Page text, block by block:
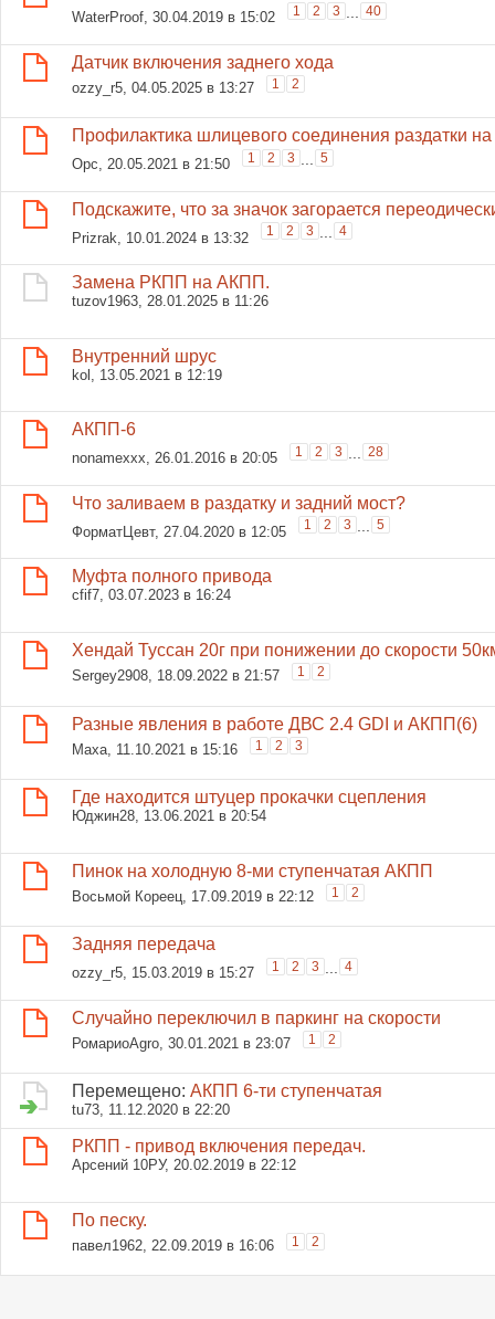
WaterProof , 30.04.2019 в 15:02 1 2 3 40
Датчик включения заднего хода
ozzy_r5 , 04.05.2025 в 13:27 1 2
Профилактика шлицевого соединения раздатки на
Opc , 20.05.2021 в 21:50 1 2 3 5
Подскажите, что за значок загорается
Prizrak , 10.01.2024 в 13:32 1 2 3 ... 4
Замена РКПП на АКПП.
tuzov1963, 28.01.2025 в 11:26
Внутренний шрус
kol , 13.05.2021 в 12:19
АКПП-6
nonamexxx , 26.01.2016 в 20:05 1 2 3 28
Что заливаем в раздатку и задний мост?
ФорматЦевт, 27.04.2020 в 12:05 1 2 3 ... 5
Муфта полного привода
cfif7, 03.07.2023 в 16:24
Хендай Туссан 20г при понижении до скорости
Sergey2908 , 18.09.2022 в 21:57 1 2
Разные явления в работе ДВС 2.4 GDI и АКПП(6)
Maxa , 11.10.2021 в 15:16 1 2 3
Где находится штуцер прокачки сцепления
Юджин28, 13.06.2021 в 20:54
Пинок на холодную 8-ми ступенчатая АКПП
Восьмой Кореец , 17.09.2019 в 22:12 1 2
Задняя передача
ozzy_r5 , 15.03.2019 в 15:27 1 2 3 4
Случайно переключил в паркинг на скорости
РомариоAgro , 30.01.2021 в 23:07 1 2
Перемещено: АКПП 6-ти ступенчатая
tu73, 11.12.2020 в 22:20
РКПП - привод включения передач.
Арсений 10РУ, 20.02.2019 в 22:12
По песку.
павел1962 , 22.09.2019 в 16:06 1 2